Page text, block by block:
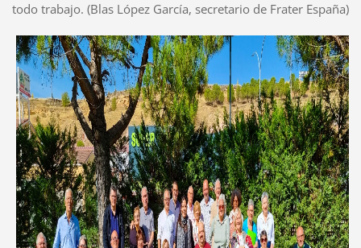
todo trabajo. (Blas López García, secretario de Frater España)